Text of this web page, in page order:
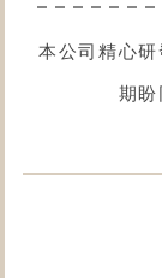
本公司精心
期